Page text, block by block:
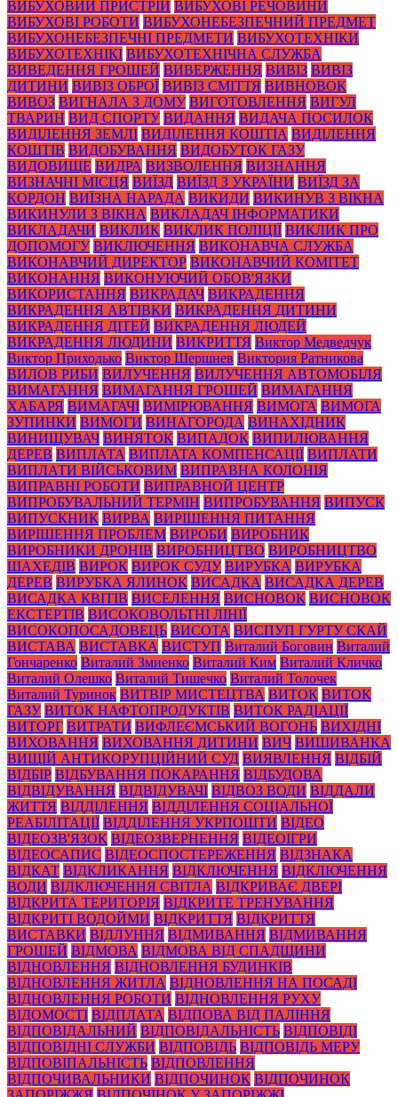
ВИБУХОВИЙ ПРИСТРІЙ ВИБУХОВІ РЕЧОВИНИ
ВИБУХОВІ РОБОТИ ВИБУХОНЕБЕЗПЕЧНИЙ ПРЕДМЕТ
ВИБУХОНЕБЕЗПЕЧНІ ПРЕДМЕТИ ВИБУХОТЕХНІКИ
ВИБУХОТЕХНІКІ ВИБУХОТЕХНІЧНА СЛУЖБА
ВИВЕДЕННЯ ГРОШЕЙ ВИВЕРЖЕННЯ ВИВІЗ ВИВІЗ
ДИТИНИ ВИВІЗ ОБРОЇ ВИВІЗ СМІТТЯ ВИВНОВОК
ВИВОЗ ВИГНАЛА З ДОМУ ВИГОТОВЛЕННЯ ВИГУЛ
ТВАРИН ВИД СПОРТУ ВИДАННЯ ВИДАЧА ПОСИЛОК
ВИДІЛЕННЯ ЗЕМЛІ ВИДІЛЕННЯ КОШТІА ВИДІЛЕННЯ
КОШТІВ ВИДОБУВАННЯ ВИДОБУТОК ГАЗУ
ВИДОВИЩЕ ВИДРА ВИЗВОЛЕННЯ ВИЗНАННЯ
ВИЗНАЧНІ МІСЦЯ ВИЇЗД ВИЇЗД З УКРАЇНИ ВИЇЗД ЗА
КОРДОН ВИЇЗНА НАРАДА ВИКИДИ ВИКИНУВ З ВІКНА
ВИКИНУЛИ З ВІКНА ВИКЛАДАЧ ІНФОРМАТИКИ
ВИКЛАДАЧИ ВИКЛИК ВИКЛИК ПОЛІЦІЇ ВИКЛИК ПРО
ДОПОМОГУ ВИКЛЮЧЕННЯ ВИКОНАВЧА СЛУЖБА
ВИКОНАВЧИЙ ДИРЕКТОР ВИКОНАВЧИЙ КОМІТЕТ
ВИКОНАННЯ ВИКОНУЮЧИЙ ОБОВ'ЯЗКИ
ВИКОРИСТАННЯ ВИКРАДАЧ ВИКРАДЕННЯ
ВИКРАДЕННЯ АВТІВКИ ВИКРАДЕННЯ ДИТИНИ
ВИКРАДЕННЯ ДІТЕЙ ВИКРАДЕННЯ ЛЮДЕЙ
ВИКРАДЕННЯ ЛЮДИНИ ВИКРИТТЯ Виктор Медведчук
Виктор Приходько Виктор Шершнев Виктория Ратникова
ВИЛОВ РИБИ ВИЛУЧЕННЯ ВИЛУЧЕННЯ АВТОМОБІЛЯ
ВИМАГАННЯ ВИМАГАННЯ ГРОШЕЙ ВИМАГАННЯ
ХАБАРЯ ВИМАГАЧІ ВИМІРЮВАННЯ ВИМОГА ВИМОГА
ЗУПИНКИ ВИМОГИ ВИНАГОРОДА ВИНАХІДНИК
ВИНИЩУВАЧ ВИНЯТОК ВИПАДОК ВИПИЛЮВАННЯ
ДЕРЕВ ВИПЛАТА ВИПЛАТА КОМПЕНСАЦІЇ ВИПЛАТИ
ВИПЛАТИ ВІЙСЬКОВИМ ВИПРАВНА КОЛОНІЯ
ВИПРАВНІ РОБОТИ ВИПРАВНОЙ ЦЕНТР
ВИПРОБУВАЛЬНИЙ ТЕРМІН ВИПРОБУВАННЯ ВИПУСК
ВИПУСКНИК ВИРВА ВИРІШЕННЯ ПИТАННЯ
ВИРІШЕННЯ ПРОБЛЕМ ВИРОБИ ВИРОБНИК
ВИРОБНИКИ ДРОНІВ ВИРОБНИЦТВО ВИРОБНИЦТВО
ШАХЕДІВ ВИРОК ВИРОК СУДУ ВИРУБКА ВИРУБКА
ДЕРЕВ ВИРУБКА ЯЛИНОК ВИСАДКА ВИСАДКА ДЕРЕВ
ВИСАДКА КВІТІВ ВИСЕЛЕННЯ ВИСНОВОК ВИСНОВОК
ЕКСТЕРТІВ ВИСОКОВОЛЬТНІ ЛІНІЇ
ВИСОКОПОСАДОВЕЦЬ ВИСОТА ВИСПУП ГУРТУ СКАЙ
ВИСТАВА ВИСТАВКА ВИСТУП Виталий Боговин Виталий
Гончаренко Виталий Змиенко Виталий Ким Виталий Кличко
Виталий Олешко Виталий Тишечко Виталий Толочек
Виталий Туринок ВИТВІР МИСТЕЦТВА ВИТОК ВИТОК
ГАЗУ ВИТОК НАФТОПРОДУКТІВ ВИТОК РАДІАЦІЇ
ВИТОРГ ВИТРАТИ ВИФЛЕЄМСЬКИЙ ВОГОНЬ ВИХІДНІ
ВИХОВАННЯ ВИХОВАННЯ ДИТИНИ ВИЧ ВИШИВАНКА
ВИЩІЙ АНТИКОРУПЦІЙНИЙ СУД ВИЯВЛЕННЯ ВІДБІЙ
ВІДБІР ВІДБУВАННЯ ПОКАРАННЯ ВІДБУДОВА
ВІДВІДУВАННЯ ВІДВІДУВАЧІ ВІДВОЗ ВОДИ ВІДДАЛИ
ЖИТТЯ ВІДДІЛЕННЯ ВІДДІЛЕННЯ СОЦІАЛЬНОЇ
РЕАБІЛІТАЦІЇ ВІДДІЛЕННЯ УКРПОШТИ ВІДЕО
ВІДЕОЗВ'ЯЗОК ВІДЕОЗВЕРНЕННЯ ВІДЕОІГРИ
ВІДЕОСАПИС ВІДЕОСПОСТЕРЕЖЕННЯ ВІДЗНАКА
ВІДКАТ ВІДКЛИКАННЯ ВІДКЛЮЧЕННЯ ВІДКЛЮЧЕННЯ
ВОДИ ВІДКЛЮЧЕННЯ СВІТЛА ВІДКРИВАЄ ДВЕРІ
ВІДКРИТА ТЕРИТОРІЯ ВІДКРИТЕ ТРЕНУВАННЯ
ВІДКРИТІ ВОДОЙМИ ВІДКРИТТЯ ВІДКРИТТЯ
ВИСТАВКИ ВІДЛУННЯ ВІДМИВАННЯ ВІДМИВАННЯ
ГРОШЕЙ ВІДМОВА ВІДМОВА ВІД СПАДЩИНИ
ВІДНОВЛЕННЯ ВІДНОВЛЕННЯ БУДИНКІВ
ВІДНОВЛЕННЯ ЖИТЛА ВІДНОВЛЕННЯ НА ПОСАДІ
ВІДНОВЛЕННЯ РОБОТИ ВІДНОВЛЕННЯ РУХУ
ВІДОМОСТІ ВІДПЛАТА ВІДПОВА ВІД ПАЛІННЯ
ВІДПОВІДАЛЬНИЙ ВІДПОВІДАЛЬНІСТЬ ВІДПОВІДІ
ВІДПОВІДНІ СЛУЖБИ ВІДПОВІДЬ ВІДПОВІДЬ МЕРУ
ВІДПОВІПАЛЬНІСТЬ ВІДПОВЛЕННЯ
ВІДПОЧИВАЛЬНИКИ ВІДПОЧИНОК ВІДПОЧИНОК